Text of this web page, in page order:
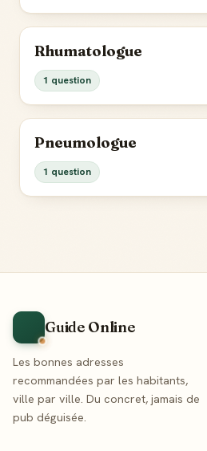
Rhumatologue
1 question
Pneumologue
1 question
Guide Online
Les bonnes adresses
recommandées par les habitants,
ville par ville. Du concret, jamais de
pub déguisée.